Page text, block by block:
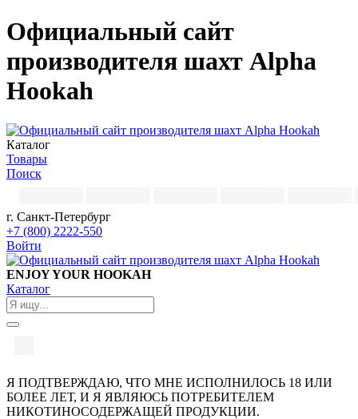
Официальный сайт
производителя шахт Alpha
Hookah
Каталог
Товары
Поиск
г. Санкт-Петербург
+7 (800) 2222-550
Войти
ENJOY YOUR HOOKAH
Каталог
Я ПОДТВЕРЖДАЮ, ЧТО МНЕ ИСПОЛНИЛОСЬ 18 ИЛИ
БОЛЕЕ ЛЕТ, И Я ЯВЛЯЮСЬ ПОТРЕБИТЕЛЕМ
НИКОТИНОСОДЕРЖАЩЕЙ ПРОДУКЦИИ.